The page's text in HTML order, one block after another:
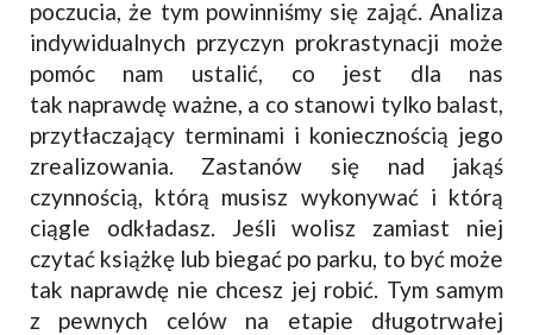
poczucia, że tym powinniśmy się zająć. Analiza
indywidualnych przyczyn prokrastynacji może
pomóc nam ustalić, co jest dla nas
tak naprawdę ważne, a co stanowi tylko balast,
przytłaczający terminami i koniecznością jego
zrealizowania. Zastanów się nad jakąś
czynnością, którą musisz wykonywać i którą
ciągle odkładasz. Jeśli wolisz zamiast niej
czytać książkę lub biegać po parku, to być może
tak naprawdę nie chcesz jej robić. Tym samym
z pewnych celów na etapie długotrwałej